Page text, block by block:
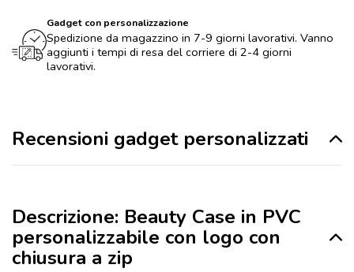
Gadget con personalizzazione
Spedizione da magazzino in 7-9 giorni lavorativi. Vanno
aggiunti i tempi di resa del corriere di 2-4 giorni
lavorativi.
Recensioni gadget personalizzati
Descrizione: Beauty Case in PVC
personalizzabile con logo con
chiusura a zip